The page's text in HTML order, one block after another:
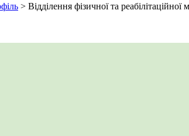
> Відділення фізичної та